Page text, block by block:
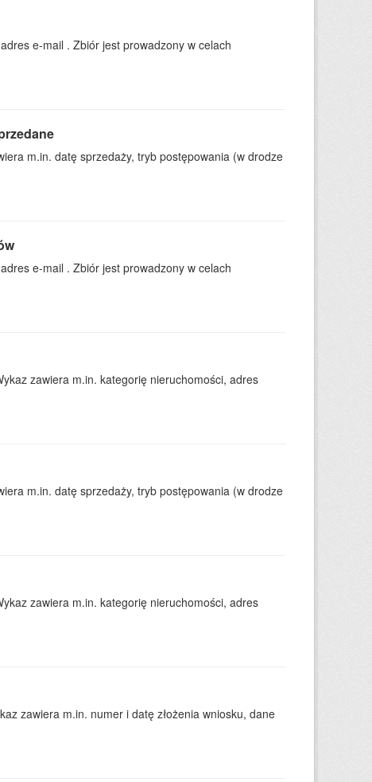
e-mail . Zbiór jest prowadzony w celach
m.in. datę sprzedaży, tryb postępowania (w drodze
e-mail . Zbiór jest prowadzony w celach
zawiera m.in. kategorię nieruchomości, adres
m.in. datę sprzedaży, tryb postępowania (w drodze
zawiera m.in. kategorię nieruchomości, adres
zawiera m.in. numer i datę złożenia wniosku, dane